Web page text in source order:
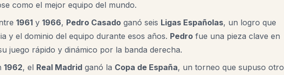
como el mejor equipo del mundo.
1961 y 1966, Pedro Casado ganó seis Ligas Españolas, un logro que
y el dominio del equipo durante esos años. Pedro fue una pieza clave en
juego rápido y dinámico por la banda derecha.
1962, el Real Madrid ganó la Copa de España, un torneo que supuso otro